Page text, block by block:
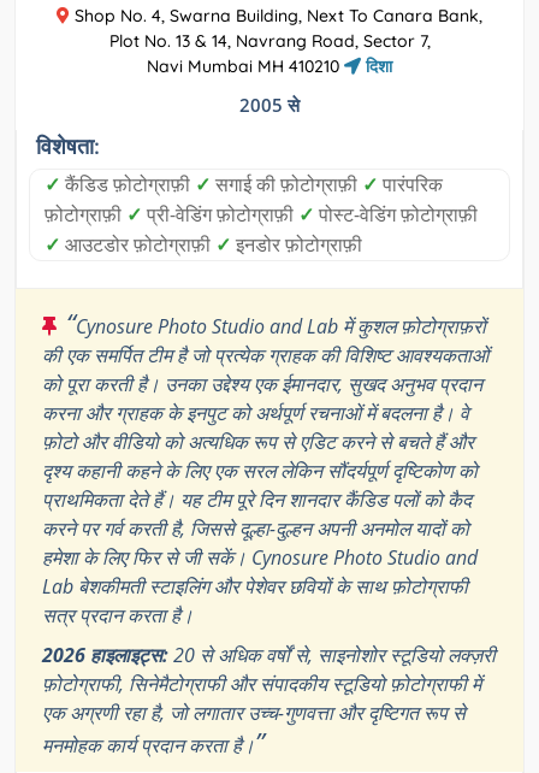
Shop No. 4, Swarna Building, Next To Canara Bank,
Plot No. 13 & 14, Navrang Road, Sector 7,
Navi Mumbai MH 410210
दिशा
2005 से
विशेषता:
✓ कैंडिड फ़ोटोग्राफ़ी ✓ सगाई की फ़ोटोग्राफ़ी ✓ पारंपरिक
फ़ोटोग्राफ़ी ✓ प्री-वेडिंग फ़ोटोग्राफ़ी ✓ पोस्ट-वेडिंग फ़ोटोग्राफ़ी
✓ आउटडोर फ़ोटोग्राफ़ी ✓ इनडोर फ़ोटोग्राफ़ी
“Cynosure Photo Studio and Lab में कुशल फ़ोटोग्राफ़रों
की एक समर्पित टीम है जो प्रत्येक ग्राहक की विशिष्ट आवश्यकताओं
को पूरा करती है। उनका उद्देश्य एक ईमानदार, सुखद अनुभव प्रदान
करना और ग्राहक के इनपुट को अर्थपूर्ण रचनाओं में बदलना है। वे
फ़ोटो और वीडियो को अत्यधिक रूप से एडिट करने से बचते हैं और
दृश्य कहानी कहने के लिए एक सरल लेकिन सौंदर्यपूर्ण दृष्टिकोण को
प्राथमिकता देते हैं। यह टीम पूरे दिन शानदार कैंडिड पलों को कैद
करने पर गर्व करती है, जिससे दूल्हा-दुल्हन अपनी अनमोल यादों को
हमेशा के लिए फिर से जी सकें। Cynosure Photo Studio and
Lab बेशकीमती स्टाइलिंग और पेशेवर छवियों के साथ फ़ोटोग्राफी
सत्र प्रदान करता है।
2026 हाइलाइट्स:20 से अधिक वर्षों से, साइनोशोर स्टूडियो लक्ज़री
फ़ोटोग्राफी, सिनेमैटोग्राफी और संपादकीय स्टूडियो फ़ोटोग्राफी में
एक अग्रणी रहा है, जो लगातार उच्च-गुणवत्ता और दृष्टिगत रूप से
मनमोहक कार्य प्रदान करता है।”